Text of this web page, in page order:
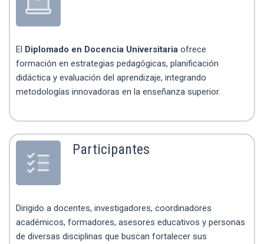
El Diplomado en Docencia Universitaria ofrece
formación en estrategias pedagógicas, planificación
didáctica y evaluación del aprendizaje, integrando
metodologías innovadoras en la enseñanza superior.
Participantes
Dirigido a docentes, investigadores, coordinadores
académicos, formadores, asesores educativos y personas
de diversas disciplinas que buscan fortalecer sus